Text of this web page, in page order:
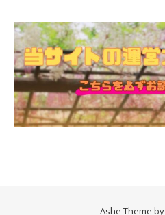
Ashe Theme by